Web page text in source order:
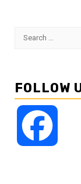
Search
FOLLOW